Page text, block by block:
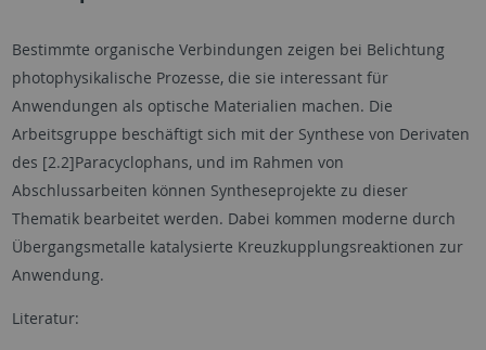
Bestimmte organische Verbindungen zeigen bei Belichtung
photophysikalische Prozesse, die sie interessant für
Anwendungen als optische Materialien machen. Die
Arbeitsgruppe beschäftigt sich mit der Synthese von Derivaten
des [2.2]Paracyclophans, und im Rahmen von
Abschlussarbeiten können Syntheseprojekte zu dieser
Thematik bearbeitet werden. Dabei kommen moderne durch
Übergangsmetalle katalysierte Kreuzkupplungsreaktionen zur
Anwendung.
Literatur: